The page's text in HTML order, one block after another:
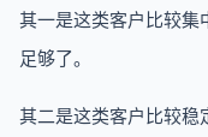
其一是这类客户比较
足够了。
其二是这类客户比较稳